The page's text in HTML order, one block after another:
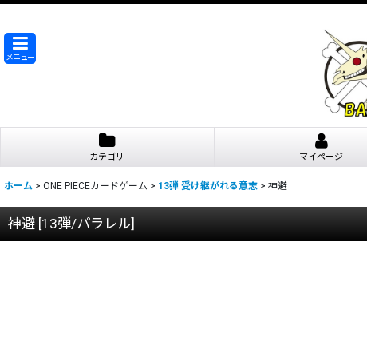
メニュー
カテゴリ マイページ
ホーム > ONE PIECEカードゲーム > 13弾 受け継がれる意志 > 神避
神避 [13弾/パラレル]